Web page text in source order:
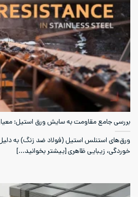
بررسی جامع مقاومت به سایش ورق استیل:
ورق‌های استنلس استیل (فولاد ضد زنگ) به
خوردگی، زیبایی ظاهری [بیشتر بخوانید...]